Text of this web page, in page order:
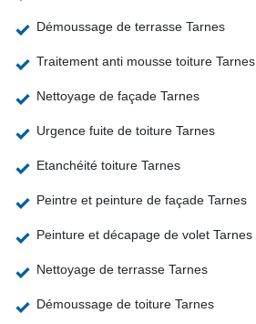
Démoussage de terrasse Tarnes
Traitement anti mousse toiture Tarnes
Nettoyage de façade Tarnes
Urgence fuite de toiture Tarnes
Etanchéité toiture Tarnes
Peintre et peinture de façade Tarnes
Peinture et décapage de volet Tarnes
Nettoyage de terrasse Tarnes
Démoussage de toiture Tarnes